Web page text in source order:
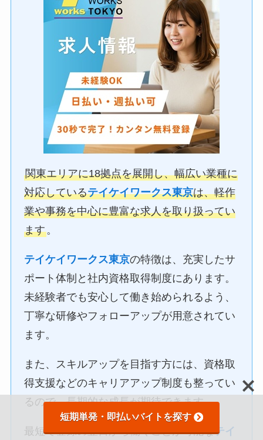
関東エリアに18拠点を展開し、幅広い業種に
対応しているテイケイワークス東京は、軽作
業や事務を中心に豊富な求人を取り扱ってい
ます。
テイケイワークス東京の特徴は、充実したサ
ポート体制と社内資格取得制度にあります。
未経験者でも安心して働き始められるよう、
丁寧な研修やフォローアップが用意されてい
ます。
また、スキルアップを目指す方には、資格取
得支援などのキャリアアップ制度も整ってい
るので、長期的な成長が期待できます。
最短で登録の翌日から働くことが可能なテイ
短期単発・即払いバイトを探す